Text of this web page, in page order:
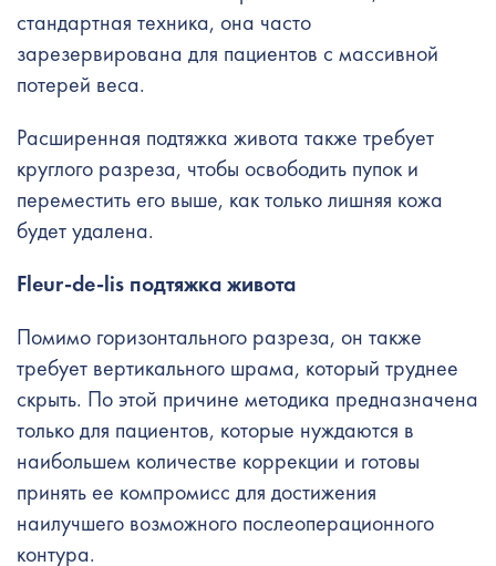
стандартная техника, она часто
зарезервирована для пациентов с массивной
потерей веса.
Расширенная подтяжка живота также требует
круглого разреза, чтобы освободить пупок и
переместить его выше, как только лишняя кожа
будет удалена.
Fleur-de-lis подтяжка живота
Помимо горизонтального разреза, он также
требует вертикального шрама, который труднее
скрыть. По этой причине методика предназначена
только для пациентов, которые нуждаются в
наибольшем количестве коррекции и готовы
принять ее компромисс для достижения
наилучшего возможного послеоперационного
контура.